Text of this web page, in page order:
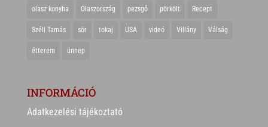
olasz konyha Olaszország pezsgő pörkölt Recept
Széll Tamás sör tokaj USA videó Villány Válság
étterem ünnep
INFORMÁCIÓ
Adatkezelési tájékoztató